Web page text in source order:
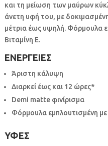
και τη μείωση των μαύρων
άνετη υφή του, με
μέτρια έως υψηλή. Φόρμουλα
Βιταμίνη Ε.
ΕΝΕΡΓΕΙΕΣ
Άριστη κάλυψη
Διαρκεί έως και 12 ώρες*
Demi matte φινίρισμα
Φόρμουλα εμπλουτισμένη με
ΥΦΕΣ